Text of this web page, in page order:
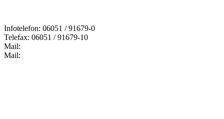
Infotelefon: 06051 / 91679-0
Telefax: 06051 / 91679-10
Mail:
Mail: